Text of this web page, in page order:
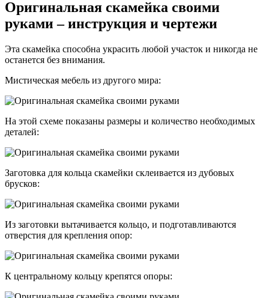
Оригинальная скамейка своими
руками – инструкция и чертежи
Эта скамейка способна украсить любой участок и никогда не
останется без внимания.
Мистическая мебель из другого мира:
На этой схеме показаны размеры и количество необходимых
деталей:
Заготовка для кольца скамейки склеивается из дубовых
брусков:
Из заготовки вытачивается кольцо, и подготавливаются
отверстия для крепления опор:
К центральному кольцу крепятся опоры: